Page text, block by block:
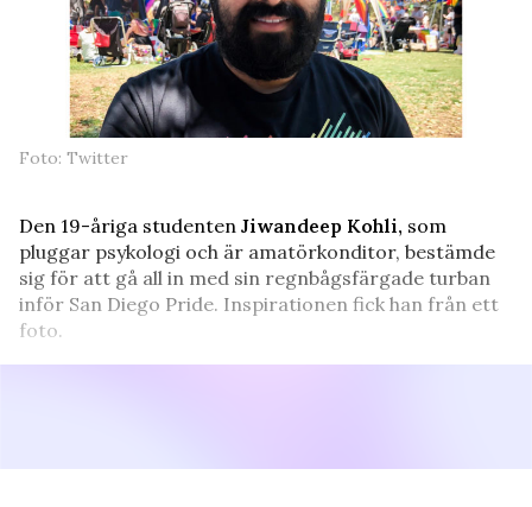
Foto: Twitter
Den 19-åriga studenten Jiwandeep Kohli, som
pluggar psykologi och är amatörkonditor, bestämde
sig för att gå all in med sin regnbågsfärgade turban
inför San Diego Pride. Inspirationen fick han från ett
foto.